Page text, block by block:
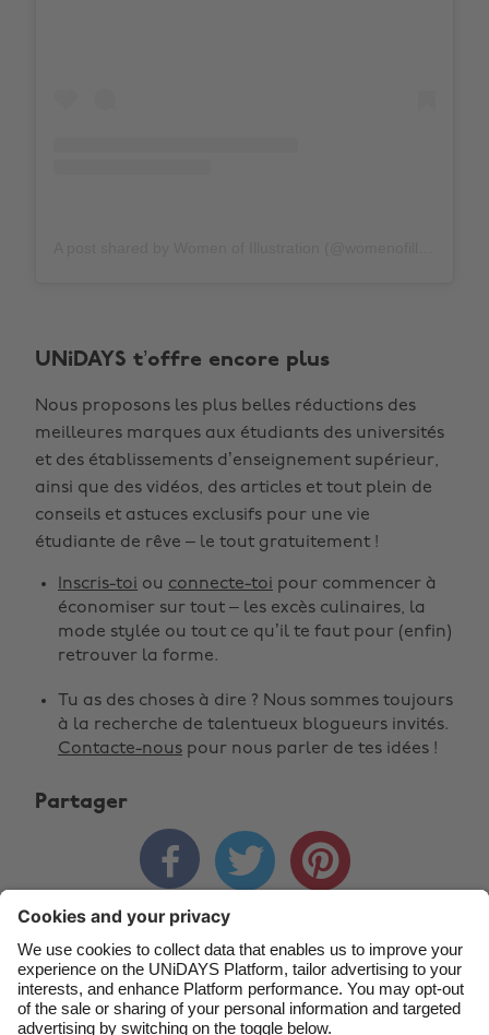
UNiDAYS t’offre encore plus
Nous proposons les plus belles réductions des
meilleures marques aux étudiants des universités
et des établissements d’enseignement supérieur,
ainsi que des vidéos, des articles et tout plein de
conseils et astuces exclusifs pour une vie
étudiante de rêve – le tout gratuitement !
Inscris-toi ou connecte-toi pour commencer à
économiser sur tout – les excès culinaires, la
mode stylée ou tout ce qu’il te faut pour (enfin)
retrouver la forme.
Tu as des choses à dire ? Nous sommes toujours
à la recherche de talentueux blogueurs invités.
Contacte-nous pour nous parler de tes idées !
Partager
  
Nous contacter Entreprise Presse Carrières
Modifier la région
Australia
Belgique
Brasil
Deutschland
España
France
India
Indonesia
Ireland
Norge
Österreich
South Korea
Suomi
United Kingdom
United States